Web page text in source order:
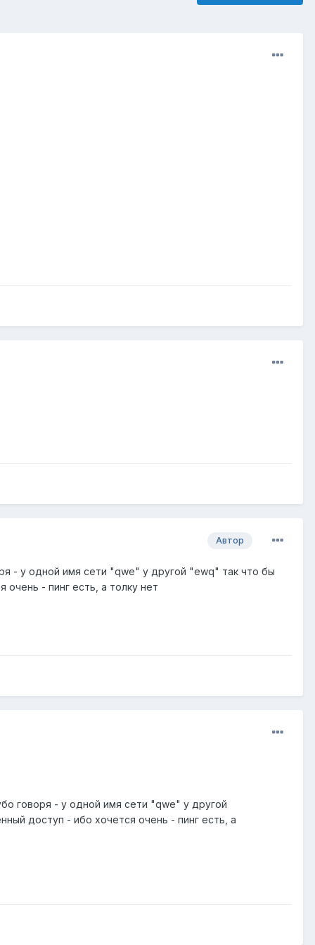
Автор
- у одной имя сети "qwe" у другой "ewq" так что бы
- пинг есть, а толку нет
говоря - у одной имя сети "qwe" у другой
доступ - ибо хочется очень - пинг есть, а